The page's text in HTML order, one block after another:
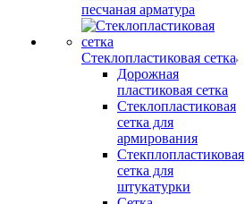
песчаная арматура
Стеклопластиковая сетка
Дорожная
пластиковая сетка
Стеклопластиковая
сетка для
армирования
Стекплопластиковая
сетка для
штукатурки